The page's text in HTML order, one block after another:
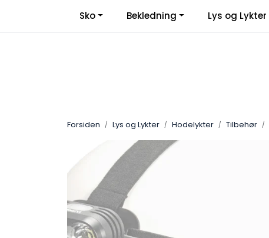
Sko Bekledning Lys og Lykter
Forsiden Lys og Lykter Hodelykter Tilbehør